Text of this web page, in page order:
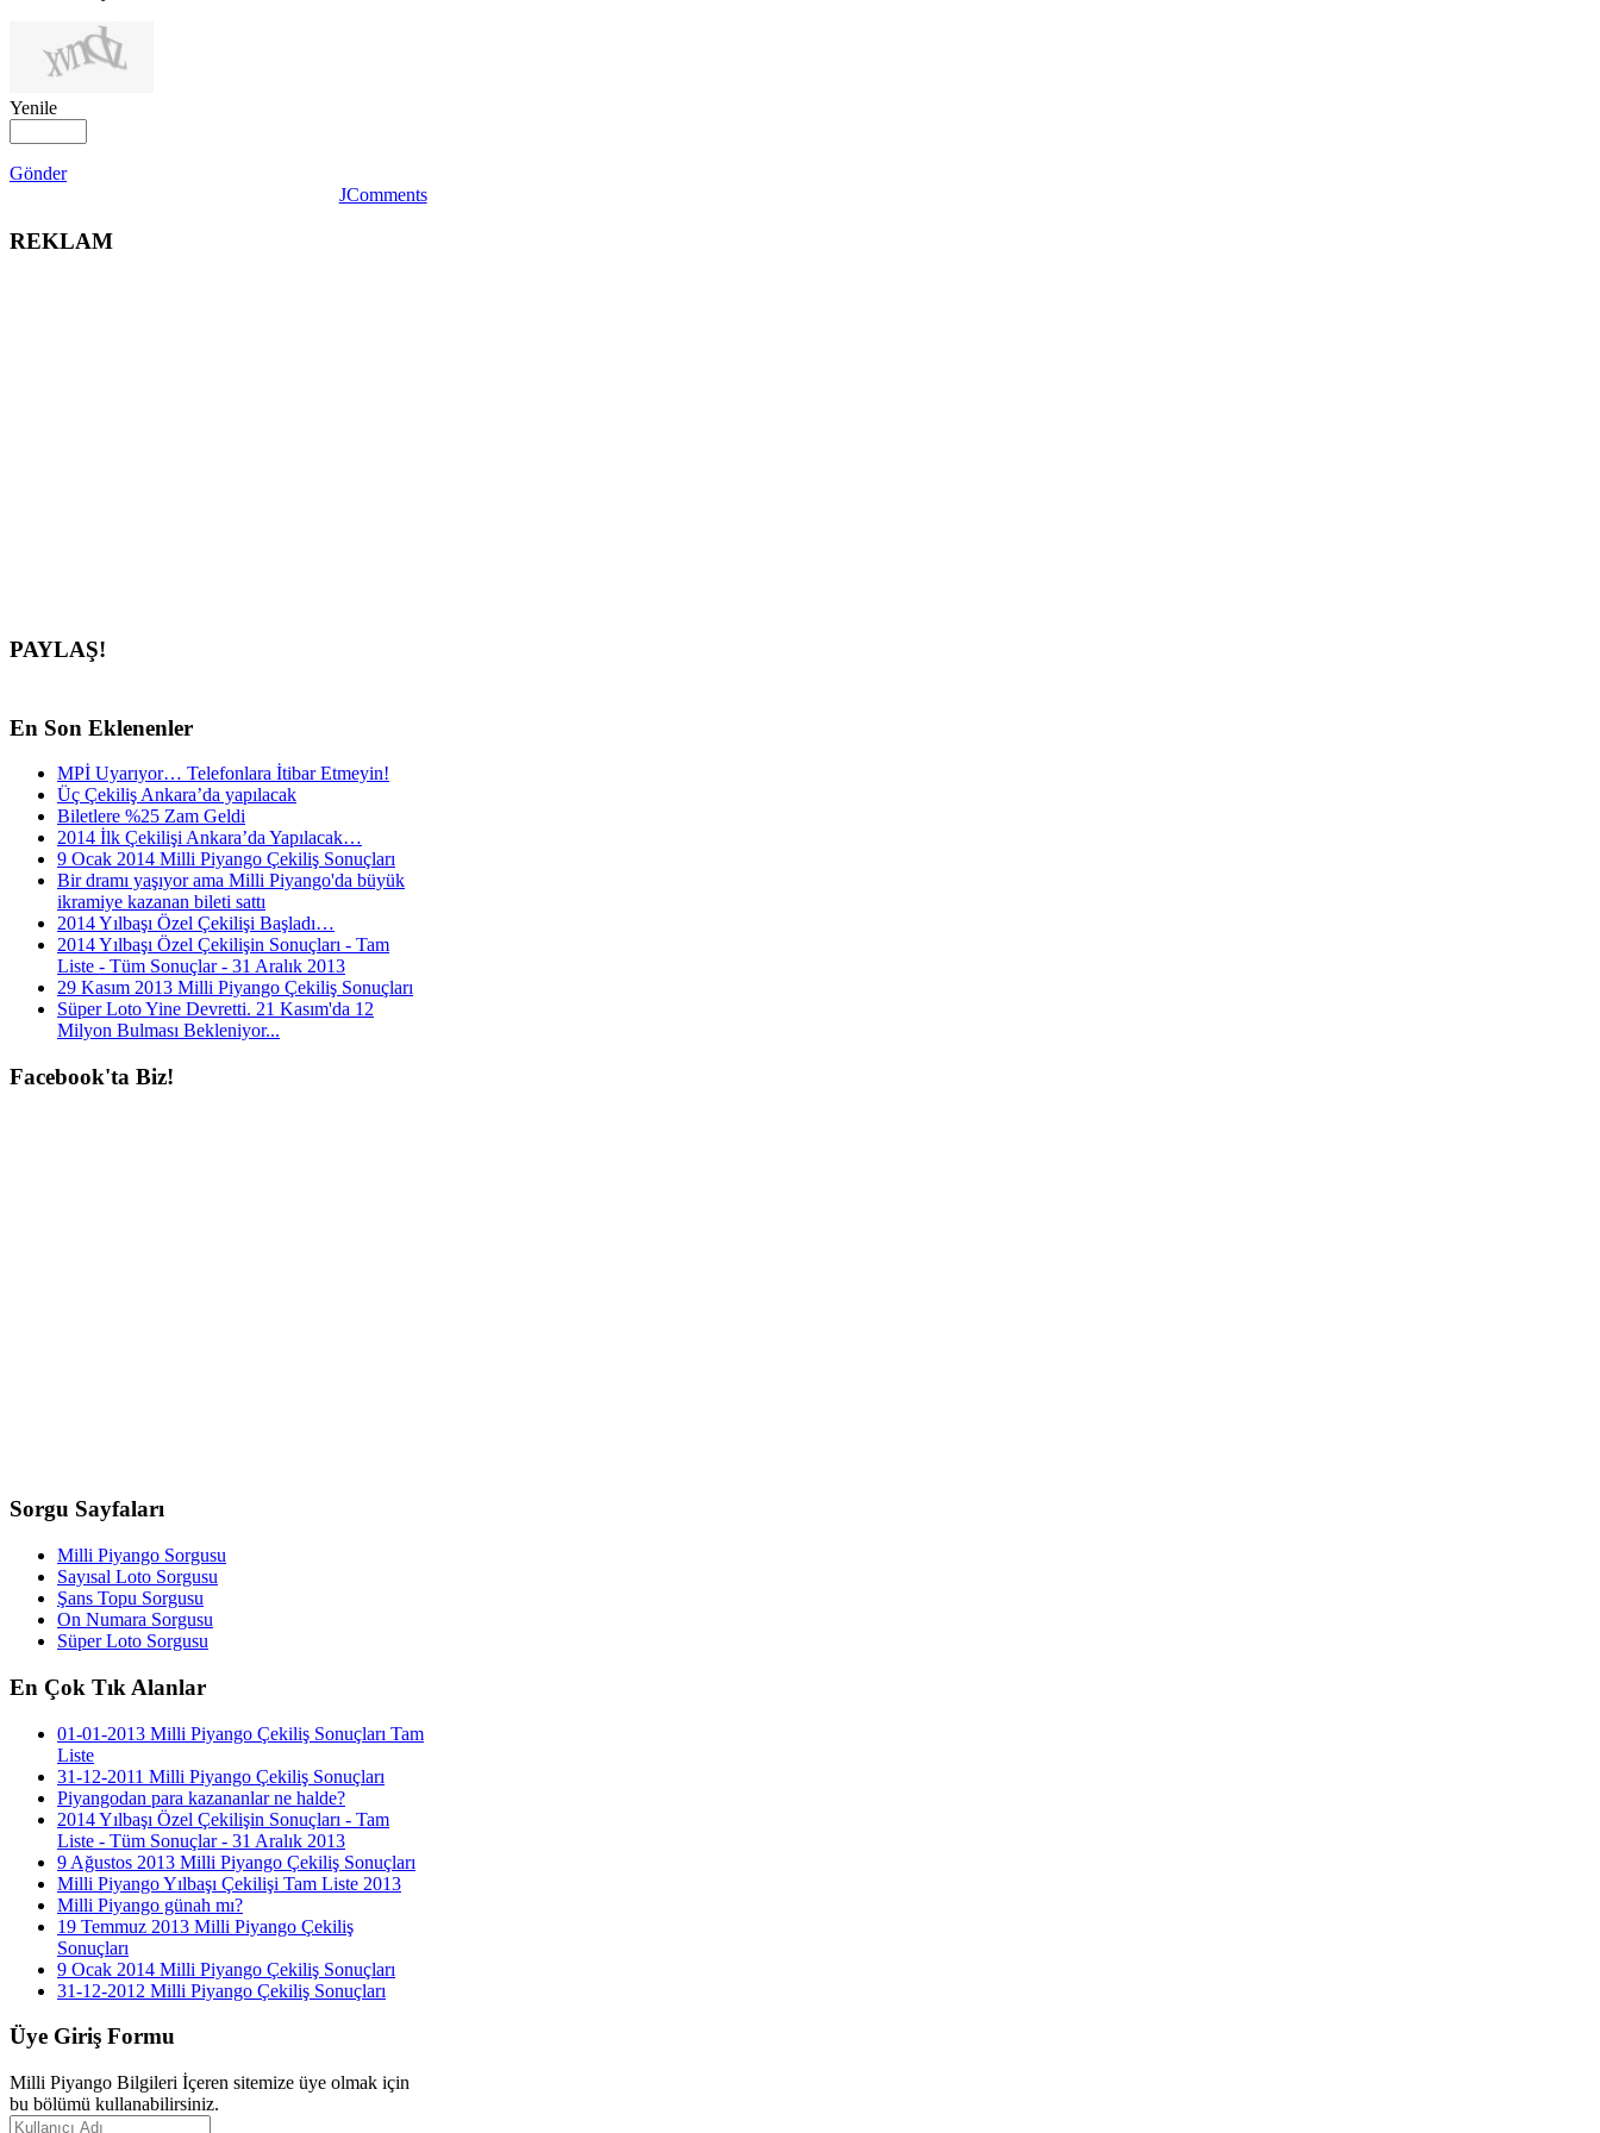
Yenile
Gönder
JComments
REKLAM
PAYLAŞ!
En Son Eklenenler
MPİ Uyarıyor… Telefonlara İtibar Etmeyin!
Üç Çekiliş Ankara’da yapılacak
Biletlere %25 Zam Geldi
2014 İlk Çekilişi Ankara’da Yapılacak…
9 Ocak 2014 Milli Piyango Çekiliş Sonuçları
Bir dramı yaşıyor ama Milli Piyango'da büyük
ikramiye kazanan bileti sattı
2014 Yılbaşı Özel Çekilişi Başladı…
2014 Yılbaşı Özel Çekilişin Sonuçları - Tam
Liste - Tüm Sonuçlar - 31 Aralık 2013
29 Kasım 2013 Milli Piyango Çekiliş Sonuçları
Süper Loto Yine Devretti. 21 Kasım'da 12
Milyon Bulması Bekleniyor...
Facebook'ta Biz!
Sorgu Sayfaları
Milli Piyango Sorgusu
Sayısal Loto Sorgusu
Şans Topu Sorgusu
On Numara Sorgusu
Süper Loto Sorgusu
En Çok Tık Alanlar
01-01-2013 Milli Piyango Çekiliş Sonuçları Tam
Liste
31-12-2011 Milli Piyango Çekiliş Sonuçları
Piyangodan para kazananlar ne halde?
2014 Yılbaşı Özel Çekilişin Sonuçları - Tam
Liste - Tüm Sonuçlar - 31 Aralık 2013
9 Ağustos 2013 Milli Piyango Çekiliş Sonuçları
Milli Piyango Yılbaşı Çekilişi Tam Liste 2013
Milli Piyango günah mı?
19 Temmuz 2013 Milli Piyango Çekiliş
Sonuçları
9 Ocak 2014 Milli Piyango Çekiliş Sonuçları
31-12-2012 Milli Piyango Çekiliş Sonuçları
Üye Giriş Formu
Milli Piyango Bilgileri İçeren sitemize üye olmak için
bu bölümü kullanabilirsiniz.